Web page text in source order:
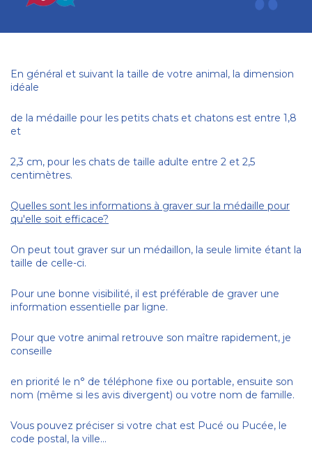
En général et suivant la taille de votre animal, la dimension
idéale
de la médaille pour les petits chats et chatons est entre 1,8
et
2,3 cm, pour les chats de taille adulte entre 2 et 2,5
centimètres.
Quelles sont les informations à graver sur la médaille pour
qu'elle soit efficace?
On peut tout graver sur un médaillon, la seule limite étant la
taille de celle-ci.
Pour une bonne visibilité, il est préférable de graver une
information essentielle par ligne.
Pour que votre animal retrouve son maître rapidement, je
conseille
en priorité le n° de téléphone fixe ou portable, ensuite son
nom (même si les avis divergent) ou votre nom de famille.
Vous pouvez préciser si votre chat est Pucé ou Pucée, le
code postal, la ville...